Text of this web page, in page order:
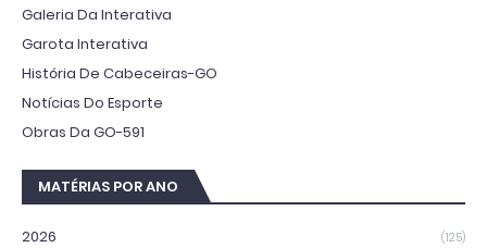
Galeria Da Interativa
Garota Interativa
História De Cabeceiras-GO
Notícias Do Esporte
Obras Da GO-591
MATÉRIAS POR ANO
2026 (125)